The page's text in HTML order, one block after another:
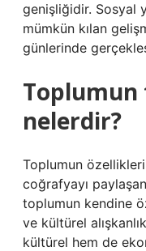
genişliğidir. Sosyal
mümkün kılan
günlerinde
nelerdir?
Toplumun
coğrafyayı
toplumun kendine
ve kültürel
kültürel hem de